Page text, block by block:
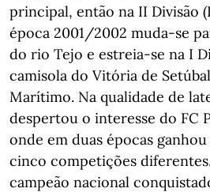
principal, então na II Divisão
época 2001/2002 muda-se
do rio Tejo e estreia-se na I
camisola do Vitória de
Marítimo. Na qualidade de
despertou o interesse do FC
onde em duas épocas
cinco competições
campeão nacional